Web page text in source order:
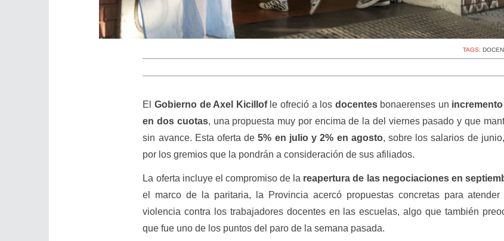
TAGS:
El Gobierno de Axel Kicillofle ofreció a los docentesbonaerenses un
en dos cuotas, una propuesta muy por encima de la del viernes pasado y que
sin avance. Esta oferta de5% en julio y 2% en agosto, sobre los salarios de
por los gremios que la pondrán a consideración de sus afiliados.
La oferta incluye el compromiso de la reapertura de las negociaciones en
el marco de la paritaria, la Provincia acercó propuestas concretas para
violencia contra los trabajadores docentes en las escuelas, algo que también
que fue uno de los puntos del paro de la semana pasada.